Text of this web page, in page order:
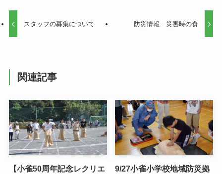
スタッフの募集について 防災情報 災害時の食
関連記事
【小雀50周年記念レクリエ
9/27小雀小学校地域防災拠